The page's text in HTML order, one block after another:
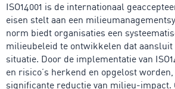
ISO14001 is de internationaal
eisen stelt aan een
norm biedt organisaties een
milieubeleid te ontwikkelen dat
situatie. Door de implementatie van
en risico’s herkend en opgelost
significante reductie van milieu-impact.